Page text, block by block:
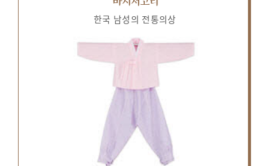
한국 남성의 전통의상